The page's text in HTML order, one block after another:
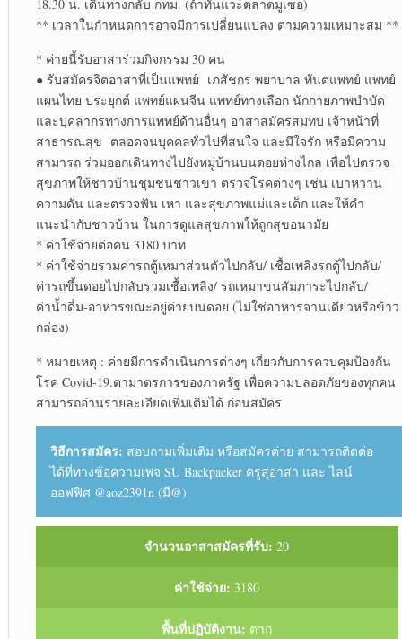
18.30 น. เดินทางกลับ กทม. (ถ้าทันแวะตลาดมูเซอ)​
** เวลาในกำหนดการอาจมีการเปลี่ยนแปลง ตามความเหมาะสม **
* ค่ายนี้รับอาสาร่วม​กิจกรรม​ 30 คน
● รับสมัครจิตอาสาที่เป็นแพทย์ เภสัชกร พยาบาล ทันตแพทย์​ แพทย์​
แผน​ไทย​ ประยุกต์​ แพทย์​แผนจีน แพทย์​ทางเลือก นักกายภาพบำบัด​
และบุคลากร​ทางการ​แพทย์​ด้านอื่นๆ อาสาสมัครสมทบ เจ้าหน้าที่
สาธารณสุข ตลอดจนบุคคลทั่วไปที่สนใจ และมีใจรัก หรือมีความ
สามารถ ร่วมออกเดินทางไปยังหมู่บ้านบนดอยห่างไกล เพื่อไปตรวจ
สุขภาพให้ชาวบ้านชุมชนชาวเขา ตรวจโรคต่างๆ เช่น เบาหวาน
ความดัน และตรวจฟัน เหา และสุขภาพแม่และเด็ก และให้คำ
แนะนำกับชาวบ้าน ในการดูแลสุขภาพให้ถูกสุขอนามัย
* ค่าใช้จ่ายต่อคน 3180 บาท
* ค่าใช้จ่าย​รวมค่ารถตู้​เหมาส่วนตัวไปกลับ/ เชื้อเพลิงรถตู้ไปกลับ/
ค่ารถขึ้นดอยไปกลับรวมเชื้อเพลิง​/ รถเหมาขนสัมภาระ​ไปกลับ/
ค่าน้ำดื่ม-อาหารขณะ​อยู่​ค่าย​บนดอย (ไม่ใช่อาหาร​จาน​เดียว​หรือ​ข้าว​
กล่อง)​
* หมายเหตุ​ : ค่ายมีการดำเนินการต่างๆ เกี่ยวกับ​การควบคุมป้องกัน​
โรค Covid-19.ตามาตรการ​ของภาครัฐ เพื่อความปลอดภัยของทุกคน
สามารถอ่านรายละเอียด​เพิ่มเติม​ได้ ก่อนสมัคร​
วิธีการสมัคร: สอบถาม​เพิ่มเติม​ หรือสมัครค่าย สามารถ​ติดต่อ​
ได้ที่​ทางข้อความ​เพจ SU Backpacker ครูสุอาสา ​และ​ ไลน์​
ออฟฟิศ​ @aoz2391n (มี@)
จำนวนอาสาสมัครที่รับ: 20
ค่าใช้จ่าย: 3180
พื้นที่ปฏิบัติงาน: ตาก